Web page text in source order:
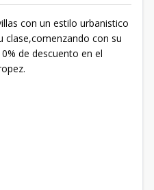
con un estilo urbanistico
clase,comenzando con su
de descuento en el